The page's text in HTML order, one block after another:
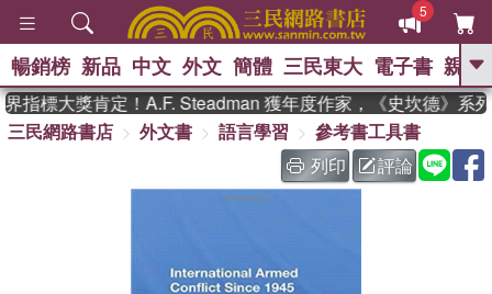
5
GO
熱搜： 東野圭吾 、 The Odyssey
、 如果歷史是一群喵 、 暑期
國際布克獎 臺灣漫遊錄 、 方
念華 、
暢銷榜 新品 中文 外文 簡體 三民東大 電子書 親子
指標大獎肯定！A.F. Steadman 獲年度作家，《史坎德》系列
三民網路書店
外文書 語言學習
參考書工具書
列印
評論